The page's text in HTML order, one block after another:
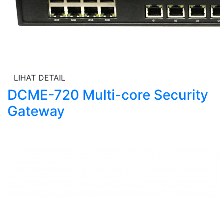
LIHAT DETAIL
DCME-720 Multi-core Security
Gateway